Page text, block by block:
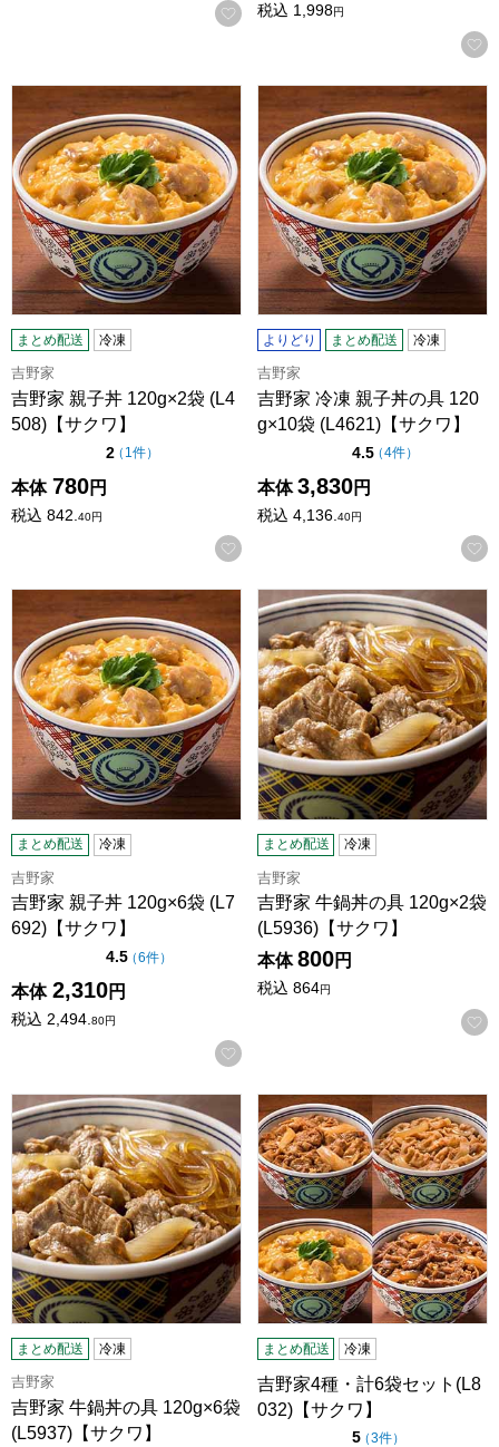
お気に入りに登録する
税込 1,998円
吉野家 親子丼 120g×2袋 (L4508)【サクワ】
まとめ配送 冷凍
吉野家
吉野家 親子丼 120g×2袋 (L4
508)【サクワ】
2 点（5点満点中）
（ 1件の評価
）
本体 780円
税込 842.40円
お気に入りに登録する
吉野家 冷凍 親子丼の具
よりどり まとめ配送 冷凍
吉野家
吉野家 冷凍 親子丼の具 120
g×10袋 (L4621)【サクワ】
4.5点（5点満点中）
（4件の評価
）
本体 3,830円
税込 4,136. 40円
吉野家 親子丼 120g×6袋 (L7692)【サクワ】
まとめ配送 冷凍
吉野家
吉野家 親子丼 120g×6袋 (L7
692)【サクワ】
4.5点（5点満点中）
（6件の評価
）
本体 2,310円
税込 2,494.80円
お気に入りに登録する
吉野家 牛鍋丼の具 120g×2袋
まとめ配送 冷凍
吉野家
吉野家 牛鍋丼の具 120g×2袋
(L5936)【サクワ】
本体 800円
税込 864円
吉野家 牛鍋丼の具 120g×6袋(L5937)【サクワ】
まとめ配送 冷凍
吉野家
吉野家 牛鍋丼の具 120g×6袋
(L5937)【サクワ】
吉野家4種・計6袋セット
まとめ配送 冷凍
吉野家4種・計6袋セット(L8
032)【サクワ】
5点（5点満点中）
（3件の評価
）